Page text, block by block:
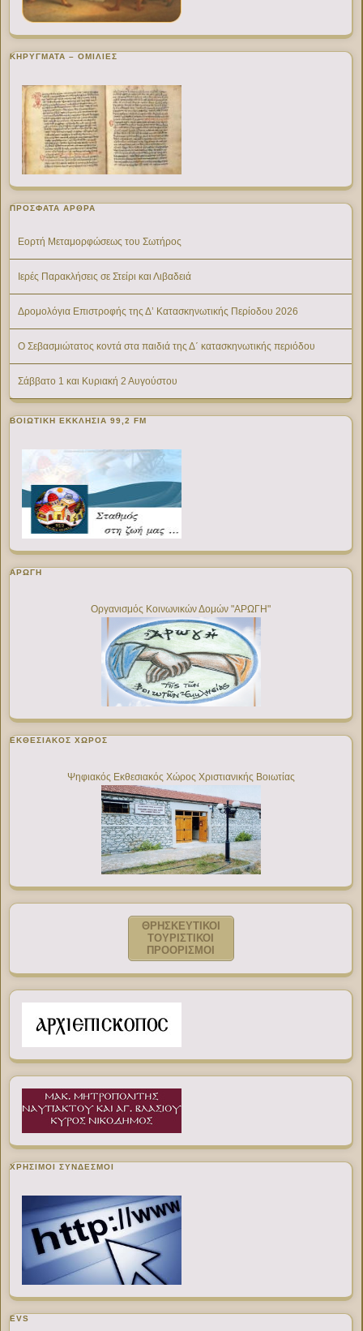
ΚΗΡΥΓΜΑΤΑ – ΟΜΙΛΙΕΣ
ΠΡΌΣΦΑΤΑ ΆΡΘΡΑ
Εορτή Μεταμορφώσεως του Σωτήρος
Ιερές Παρακλήσεις σε Στείρι και Λιβαδειά
Δρομολόγια Επιστροφής της Δ’ Κατασκηνωτικής Περίοδου 2026
Ο Σεβασμιώτατος κοντά στα παιδιά της Δ΄ κατασκηνωτικής περιόδου
Σάββατο 1 και Κυριακή 2 Αυγούστου
ΒΟΙΩΤΙΚΉ ΕΚΚΛΗΣΊΑ 99,2 FM
ΑΡΩΓΗ
Οργανισμός Κοινωνικών Δομών "ΑΡΩΓΗ"
ΕΚΘΕΣΙΑΚΌΣ ΧΏΡΟΣ
Ψηφιακός Εκθεσιακός Χώρος Χριστιανικής Βοιωτίας
ΘΡΗΣΚΕΥΤΙΚΟΙ
ΤΟΥΡΙΣΤΙΚΟΙ
ΠΡΟΟΡΙΣΜΟΙ
ΧΡΉΣΙΜΟΙ ΣΎΝΔΕΣΜΟΙ
EVS